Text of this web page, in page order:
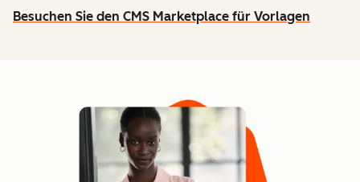
Besuchen Sie den CMS Marketplace für Vorlagen